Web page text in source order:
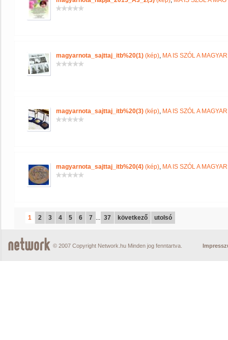
magyarnota_sajttaj_itb%20(1) (kép), MA IS SZÓL A
magyarnota_sajttaj_itb%20(3) (kép), MA IS SZÓL A
magyarnota_sajttaj_itb%20(4) (kép), MA IS SZÓL A
1 2 3 4 5 6 7 ... 37 következő utolsó
© 2007 Copyright Network.hu Minden jog fenntartva.